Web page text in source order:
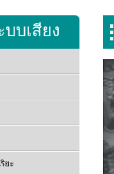
บเสียง
ยะ